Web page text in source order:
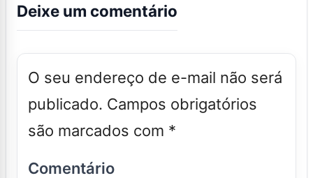
Deixe um comentário
O seu endereço de e-mail não será
publicado. Campos obrigatórios
são marcados com *
Comentário